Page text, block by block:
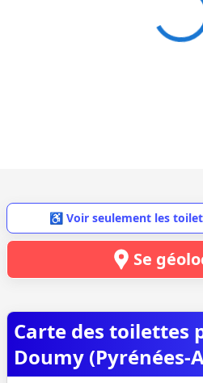
♿ Voir seulement les
Se
Carte des toilettes
Doumy (Pyrénées-